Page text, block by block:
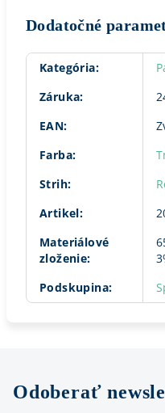
Dodatočné
Kategória:
Záruka:
EAN:
Farba:
Strih:
Artikel:
Materiálové
zloženie:
Podskupina:
Odoberať